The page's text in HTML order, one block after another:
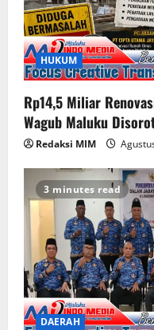
HUKUM
Rp14,5 Miliar
Wagub Maluku
Redaksi MIM
3 minutes read
DAERAH